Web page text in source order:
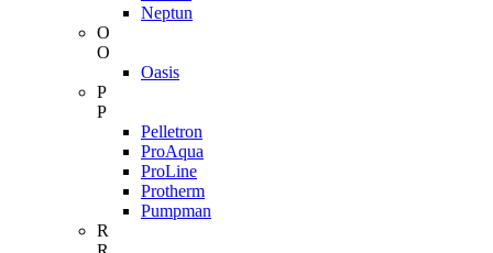
Neptun
O
O
Oasis
P
P
Pelletron
ProAqua
ProLine
Protherm
Pumpman
R